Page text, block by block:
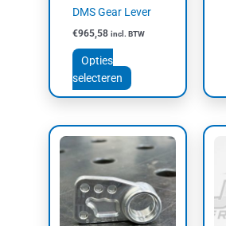
DMS Gear Lever
€965,58 incl. BTW
Opties
selecteren
worden
op
productpagina
Prijsklasse:
€25,00
€48,75
Dit
product
heeft
meerdere
variaties.
Deze